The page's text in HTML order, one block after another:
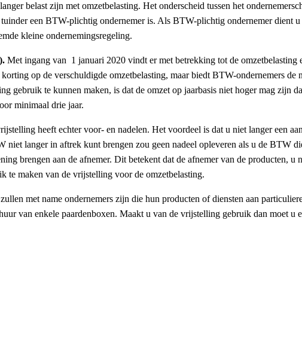
belast zijn met omzetbelasting. Het onderscheid tussen het
een BTW-plichtig ondernemer is. Als BTW-plichtig ondernemer dient
kleine ondernemingsregeling.
Met ingang van 1 januari 2020 vindt er met betrekking tot de
op de verschuldigde omzetbelasting, maar biedt BTW-ondernemers
gebruik te kunnen maken, is dat de omzet op jaarbasis niet hoger mag
minimaal drie jaar.
heeft echter voor- en nadelen. Het voordeel is dat u niet langer een
niet langer in aftrek kunt brengen zou geen nadeel opleveren als u de
brengen aan de afnemer. Dit betekent dat de afnemer van de producten,
te maken van de vrijstelling voor de omzetbelasting.
met name ondernemers zijn die hun producten of diensten aan
van enkele paardenboxen. Maakt u van de vrijstelling gebruik dan moet